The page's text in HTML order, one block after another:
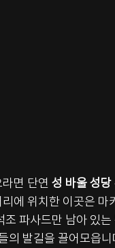
면 단연 성 바울 성
에 위치한 이곳은
파사드만 남아 있
의 발길을 끌어모읍니